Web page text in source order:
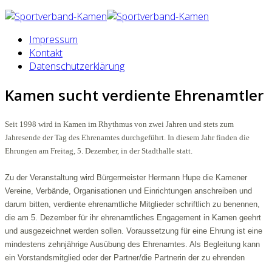
Impressum
Kontakt
Datenschutzerklärung
Kamen sucht verdiente Ehrenamtler
Seit 1998 wird in Kamen im Rhythmus von zwei Jahren und stets zum
Jahresende der Tag des Ehrenamtes durchgeführt. In diesem Jahr finden die
Ehrungen am Freitag, 5. Dezember, in der Stadthalle statt.
Zu der Veranstaltung wird Bürgermeister Hermann Hupe die Kamener
Vereine, Verbände, Organisationen und Einrichtungen anschreiben und
darum bitten, verdiente ehrenamtliche Mitglieder schriftlich zu benennen,
die am 5. Dezember für ihr ehrenamtliches Engagement in Kamen geehrt
und ausgezeichnet werden sollen. Voraussetzung für eine Ehrung ist eine
mindestens zehnjährige Ausübung des Ehrenamtes. Als Begleitung kann
ein Vorstandsmitglied oder der Partner/die Partnerin der zu ehrenden